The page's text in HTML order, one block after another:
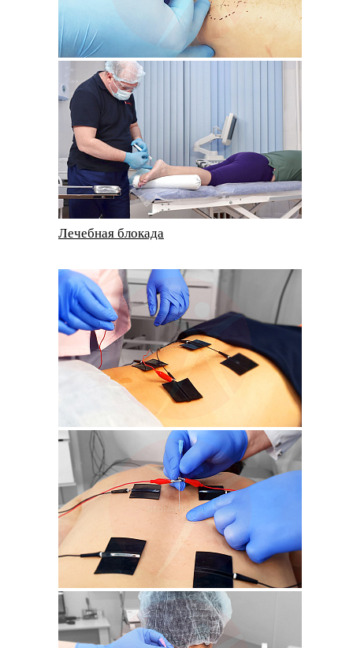
Лечебная блокада